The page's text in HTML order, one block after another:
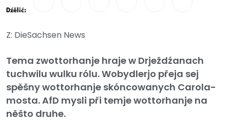
Dźělić:
Z: DieSachsen News
Tema zwottorhanje hraje w Drježdźanach
tuchwilu wulku rólu. Wobydlerjo přeja sej
spěšny wottorhanje skóncowanych Carola-
mosta. AfD mysli při temje wottorhanje na
něšto druhe.